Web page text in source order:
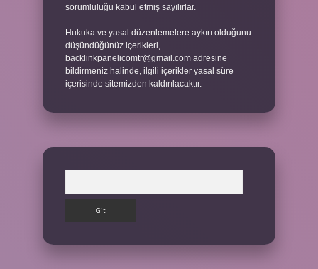
sorumluluğu kabul etmiş sayılırlar.
Hukuka ve yasal düzenlemelere aykırı olduğunu
düşündüğünüz içerikleri,
backlinkpanelicomtr@gmail.com adresine
bildirmeniz halinde, ilgili içerikler yasal süre
içerisinde sitemizden kaldırılacaktır.